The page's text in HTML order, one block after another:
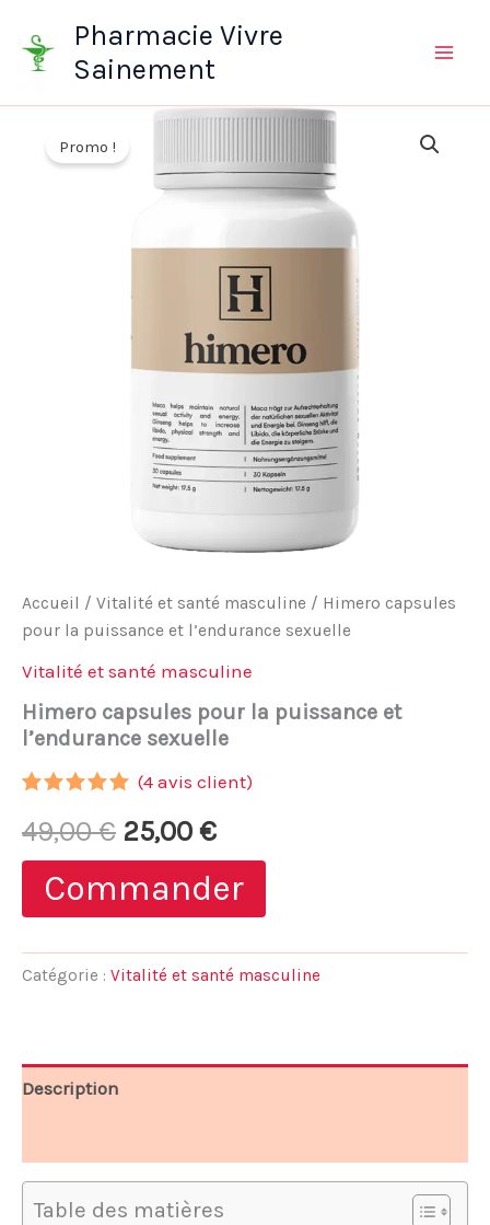
contenu
Pharmacie Vivre
Sainement
Promo !
Accueil / Vitalité et santé masculine / Himero capsules
pour la puissance et l’endurance sexuelle
Vitalité et santé masculine
Himero capsules pour la puissance et
l’endurance sexuelle
sur 5
basé sur
notations
client
(4avis client)
49,00€ Le
prix
initial
était :
25,00 €Le
prix
actuel
est :
Commander
Catégorie : Vitalité et santé masculine
Description
Table des matières